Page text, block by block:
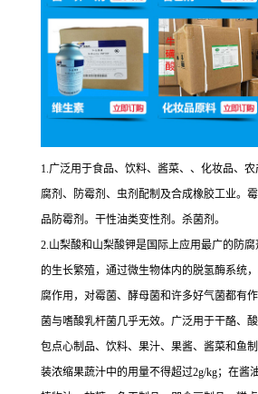
1.广泛用于食品、饮料、酱菜、、化妆品、
腐剂、防霉剂、虫剂配制及合成橡胶工业。
品防霉剂。干性油类变性剂。杀菌剂。
2.山梨酸和山梨酸钾是国际上应用最广的防
的生长繁殖，通过微生物体内的脱氢酶系统
腐作用，对霉菌、酵母菌和许多好气菌都有
菌与嗜酸乳杆菌几乎无效。广泛用于干酪、
包点心制品、饮料、果汁、果酱、酱菜和鱼
装浓缩果蔬汁中的用量不得超过2g/kg；在酱